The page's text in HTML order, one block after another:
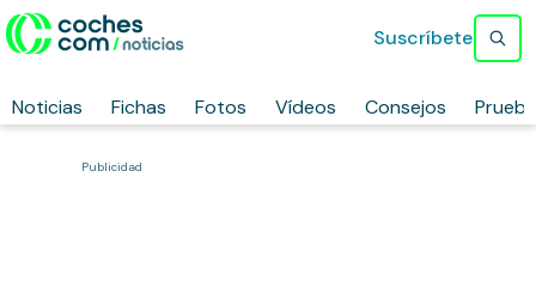
Noticias Fichas Fotos Vídeos Consejos
Suscríbete
Publicidad